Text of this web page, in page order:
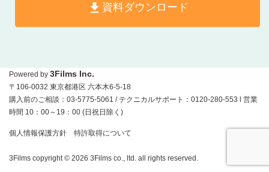
資料ダウンロード
Powered by 3Films Inc.
〒106-0032 東京都港区 六本木6-5-18
購入前のご相談：03-5775-5061 / テクニカルサポート：0120-280-553 l 営業
時間 10：00～19：00 (日祝日除く)
個人情報保護方針 特許取得について
3Films copyright © 2026 3Films co., ltd. all rights reserved.